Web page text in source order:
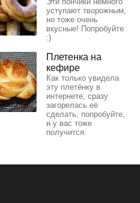
уступают творожным,
но тоже очень
вкусные! Попробуйте
:)
Плетенка на
кефире
Как только увидела
эту плетёнку в
интернете, сразу
загорелась её
сделать, попробуйте,
и у вас тоже
получится.